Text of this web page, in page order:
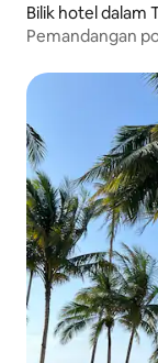
Bilik hotel dalam
Pemandangan